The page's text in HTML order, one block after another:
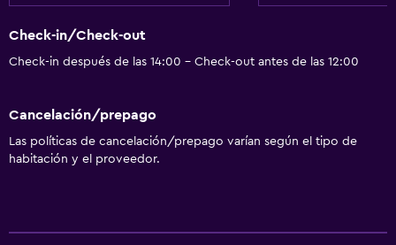
Check-in/Check-out
Check-in después de las 14:00 - Check-out antes de las 12:00
Cancelación/prepago
Las políticas de cancelación/prepago varían según el tipo de
habitación y el proveedor.